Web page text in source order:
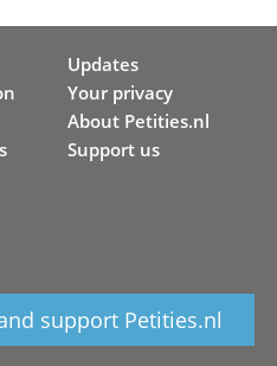
Updates
Your privacy
About Petities.nl
Support us
support Petities.nl